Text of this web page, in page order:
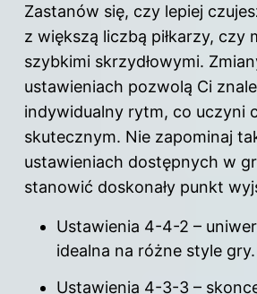
Zastanów się, czy lepiej
z większą liczbą piłkarzy, czy
szybkimi skrzydłowymi.
ustawieniach pozwolą Ci
indywidualny rytm, co uczyni
skutecznym. Nie zapominaj
ustawieniach dostępnych w
stanowić doskonały punkt
Ustawienia 4-4-2 –
idealna na różne style gry.
Ustawienia 4-3-3 –